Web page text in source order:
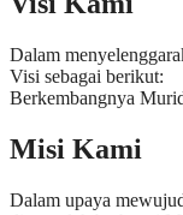
Dalam
Visi sebagai berikut:
Berkembangnya
Misi Kami
Dalam upaya